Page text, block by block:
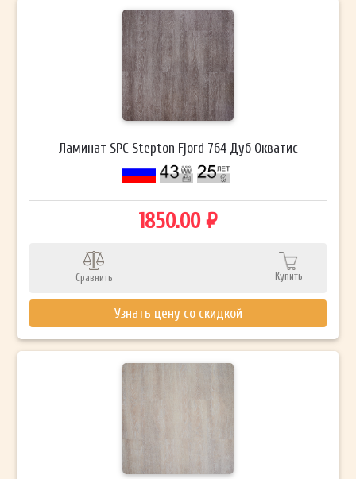
Ламинат SPC Stepton Fjord 764 Дуб Окватис
1850.00 ₽
Сравнить Купить
Узнать цену со скидкой